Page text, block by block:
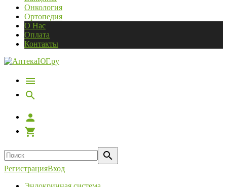
Онкология
Ортопедия
О Нас
Оплата
Контакты
РегистрацияВход